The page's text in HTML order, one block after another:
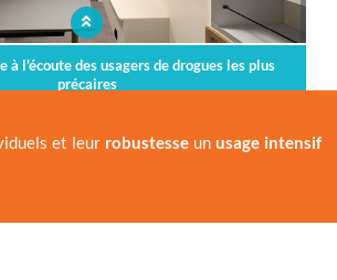
à l'écoute des usagers de drogues les plus
précaires
et leur robustesseun usage intensif